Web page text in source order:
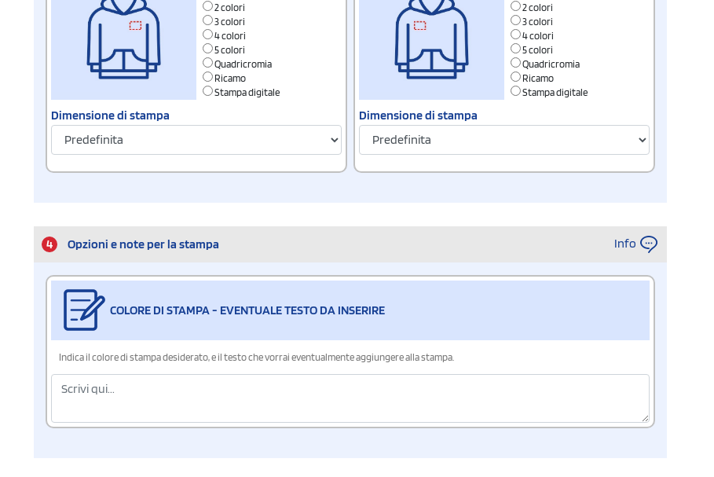
2 colori
3 colori
4 colori
5 colori
Quadricromia
Ricamo
Stampa digitale
Dimensione di stampa
2 colori
3 colori
4 colori
5 colori
Quadricromia
Ricamo
Stampa digitale
Dimensione di stampa
4 Opzioni e note per la stampa Info
COLORE DI STAMPA - EVENTUALE TESTO DA INSERIRE
Indica il colore di stampa desiderato, e il testo che vorrai eventualmente aggiungere alla stampa.